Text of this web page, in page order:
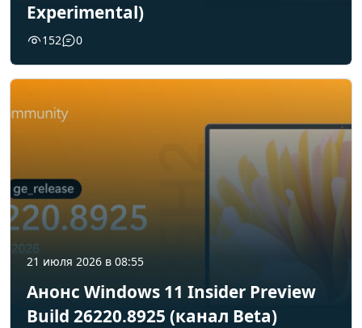
Experimental)
152 0
21 июля 2026 в 08:55
Анонс Windows 11 Insider Preview
Build 26220.8925 (канал Beta)